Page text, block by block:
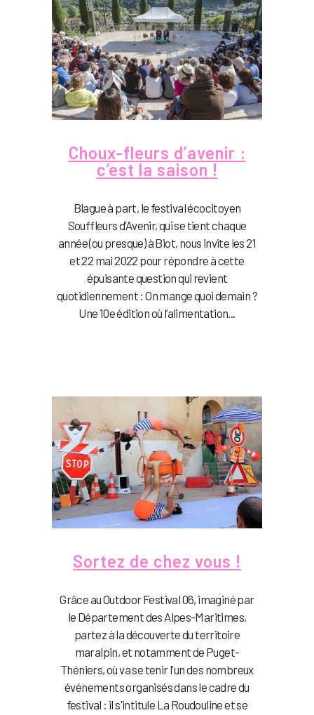
Choux-fleurs d’avenir :
c’est la saison !
Blague à part, le festival écocitoyen
Souffleurs d’Avenir, qui se tient chaque
année (ou presque) à Biot, nous invite les 21
et 22 mai 2022 pour répondre à cette
épuisante question qui revient
quotidiennement : On mange quoi demain ?
Une 10e édition où l’alimentation...
Sortez de chez vous !
Grâce au Outdoor Festival 06, imaginé par
le Département des Alpes-Maritimes,
partez à la découverte du territoire
maralpin, et notamment de Puget-
Théniers, où va se tenir l'un des nombreux
événements organisés dans le cadre du
festival : il s'intitule La Roudouline et se